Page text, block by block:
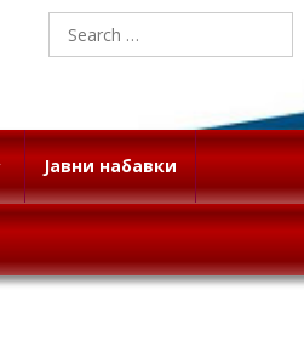
Search
for:
Јавни набавки